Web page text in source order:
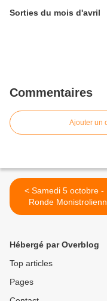
Sorties du mois d'avril
Commentaires
Ajouter un
< Samedi 5 octobre - La
Ronde
Hébergé par Overblog
Top articles
Pages